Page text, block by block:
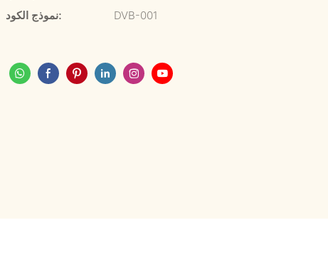
نموذج الكود:
DVB-001